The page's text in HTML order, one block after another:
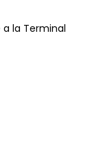
la Terminal